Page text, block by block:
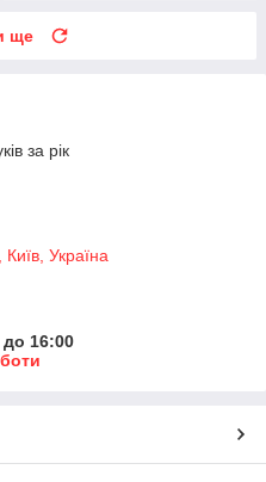
ще
за рік
Україна
до 16:00